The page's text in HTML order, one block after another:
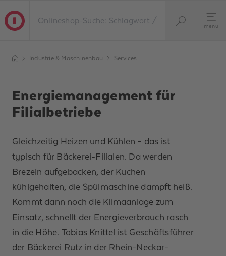
menu
Industrie & Maschinenbau Services
Energiemanagement für
Filialbetriebe
Gleichzeitig Heizen und Kühlen – das ist
typisch für Bäckerei-Filialen. Da werden
Brezeln aufgebacken, der Kuchen
kühlgehalten, die Spülmaschine dampft heiß.
Kommt dann noch die Klimaanlage zum
Einsatz, schnellt der Energieverbrauch rasch
in die Höhe. Tobias Knittel ist Geschäftsführer
der Bäckerei Rutz in der Rhein-Neckar-